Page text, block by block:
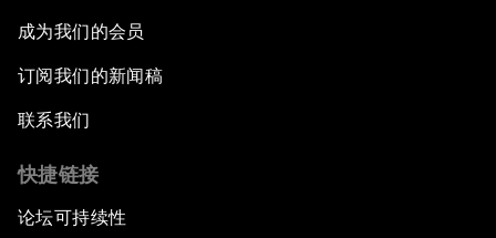
成为我们的会员
订阅我们的新闻稿
联系我们
快捷链接
论坛可持续性